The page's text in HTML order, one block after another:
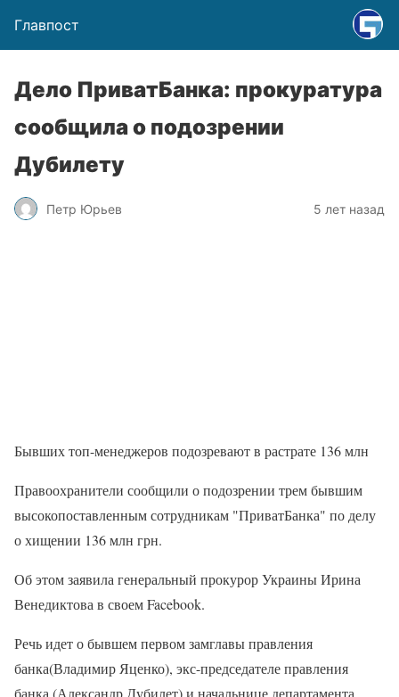
Главпост
Дело ПриватБанка: прокуратура
сообщила о подозрении
Дубилету
Петр Юрьев 5 лет назад
Бывших топ-менеджеров подозревают в растрате 136 млн
Правоохранители сообщили о подозрении трем бывшим
высокопоставленным сотрудникам "ПриватБанка" по делу
о хищении 136 млн грн.
Об этом заявила генеральный прокурор Украины Ирина
Венедиктова в своем Facebook.
Речь идет о бывшем первом замглавы правления
банка(Владимир Яценко), экс-председателе правления
банка (Александр Дубилет) и начальнице департамента